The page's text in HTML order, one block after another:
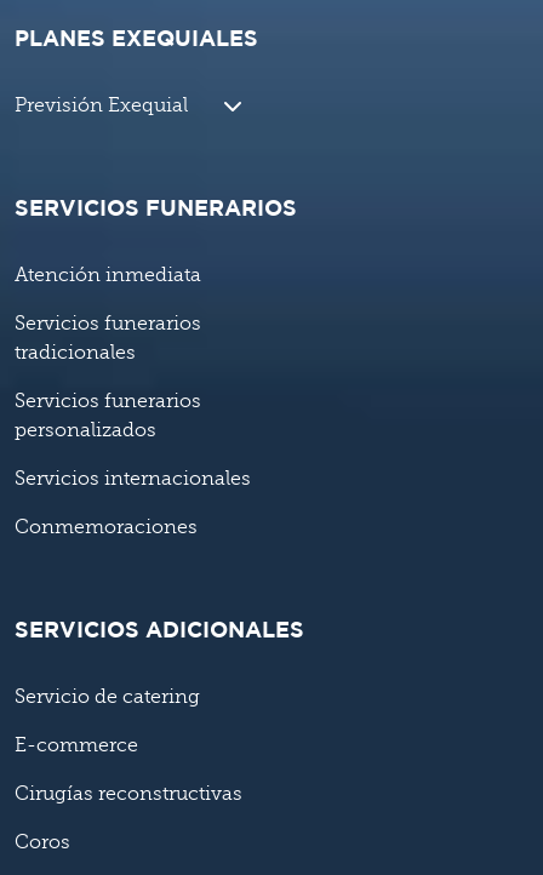
PLANES EXEQUIALES
Previsión Exequial
SERVICIOS FUNERARIOS
Atención inmediata
Servicios funerarios
tradicionales
Servicios funerarios
personalizados
Servicios internacionales
Conmemoraciones
SERVICIOS ADICIONALES
Servicio de catering
E-commerce
Cirugías reconstructivas
Coros